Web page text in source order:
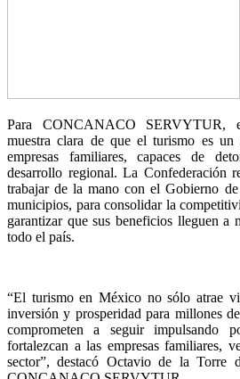
Para CONCANACO SERVYTUR,
muestra clara de que el turismo es un
empresas familiares, capaces de
desarrollo regional. La Confederación
trabajar de la mano con el Gobierno
municipios, para consolidar la
garantizar que sus beneficios lleguen a
todo el país.
“El turismo en México no sólo atrae
inversión y prosperidad para millones
comprometen a seguir impulsando
fortalezcan a las empresas familiares,
sector”, destacó Octavio de la Torre